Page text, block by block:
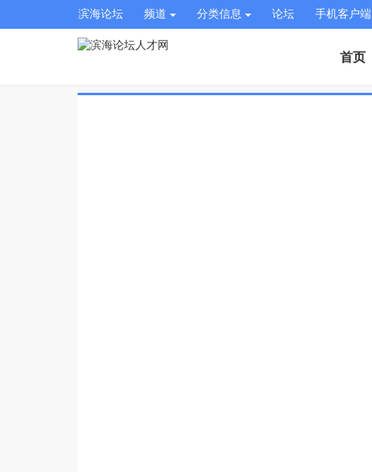
滨海论坛 频道 分类信息 论坛 手机客户端
首页